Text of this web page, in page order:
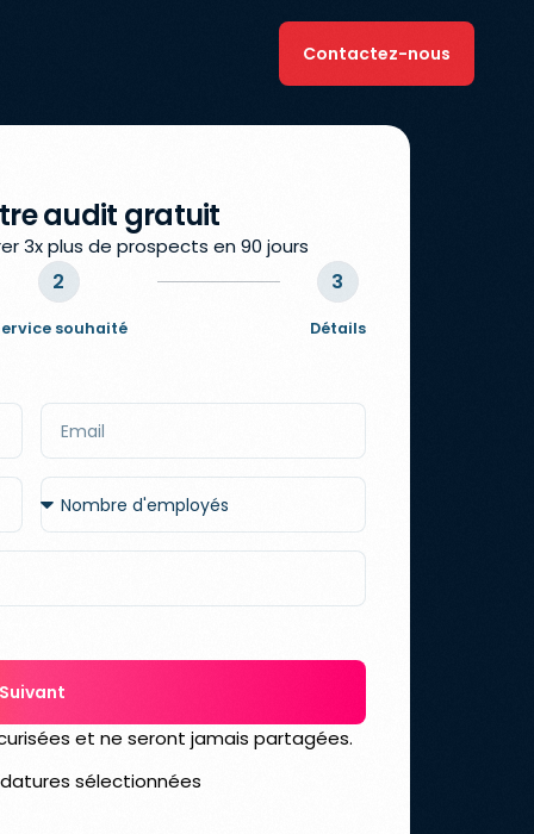
Contactez-nous
audit gratuit
3x plus de prospects en 90 jours
2
souhaité
3
Détails
et ne seront jamais partagées.
sélectionnées